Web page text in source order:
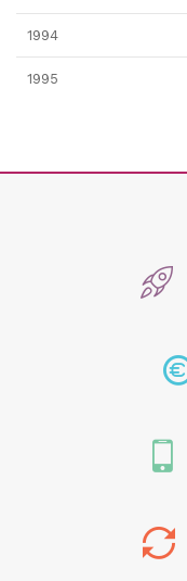
1994
1995